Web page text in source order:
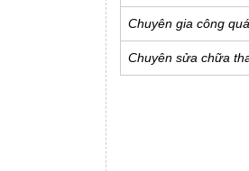
Chuyên gia công
Chuyên sửa chữa